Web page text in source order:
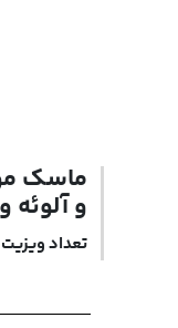
ماسک
و آلوئه
تعداد ویزیت